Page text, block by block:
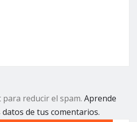
reducir el spam. Aprende
de tus comentarios.